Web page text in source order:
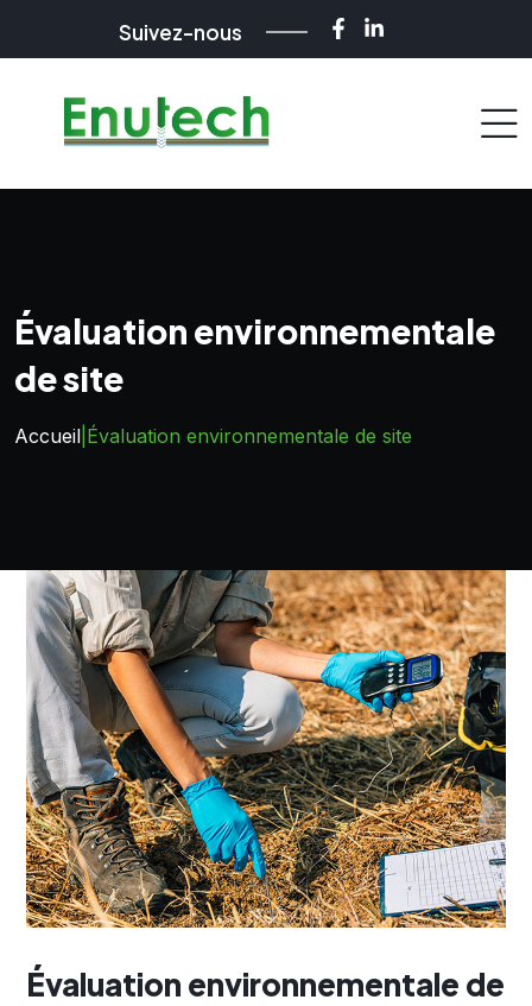
Suivez-nous
Évaluation environnementale
de site
Accueil Évaluation environnementale de site
Évaluation environnementale de